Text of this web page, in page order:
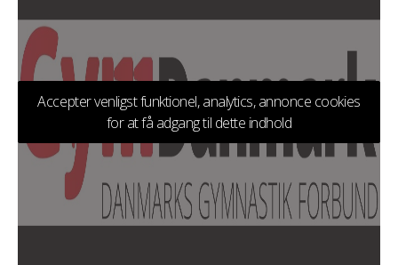
Accepter venligst funktionel, analytics, annonce cookies
for at få adgang til dette indhold